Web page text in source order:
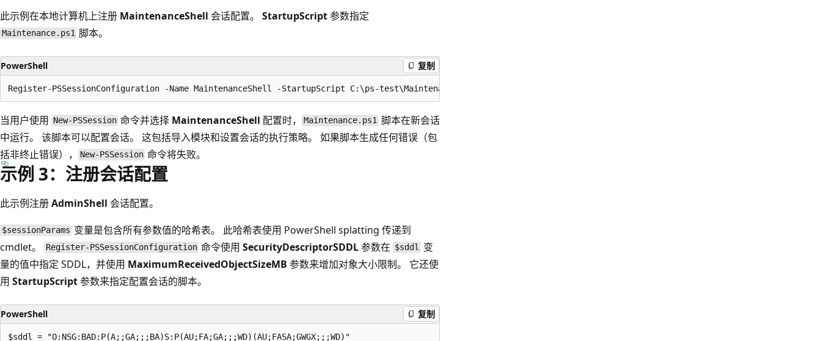
此示例在本地计算机上注册 MaintenanceShell 会话配置。 StartupScript参数指定
Maintenance.ps1 脚本。
PowerShell 复制
当用户使用 New-PSSession 命令并选择 MaintenanceShell 配置时， Maintenance.ps1 脚本在新会话
中运行。 该脚本可以配置会话。 这包括导入模块和设置会话的执行策略。 如果脚本生成任何错误（包
括非终止错误），
New-PSSession 命令将失败。
示例 3：注册会话配置
此示例注册AdminShell 会话配置。
$sessionParams 变量是包含所有参数值的哈希表。 此哈希表使用 PowerShell splatting 传递到
cmdlet。
Register-PSSessionConfiguration 命令使用SecurityDescriptorSDDL参数在 $sddl 变
量的值中指定 SDDL，并使用 MaximumReceivedObjectSizeMB 参数来增加对象大小限制。 它还使
用 StartupScript参数来指定配置会话的脚本。
PowerShell 复制
$sddl = "O:NSG:BAD:P(A;;GA;;;BA)S:P(AU;FA;GA;;;WD)(AU;FASA;GWGX;;;WD)"